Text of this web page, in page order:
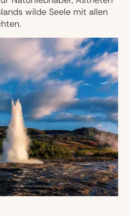
wilde Seele mit allen